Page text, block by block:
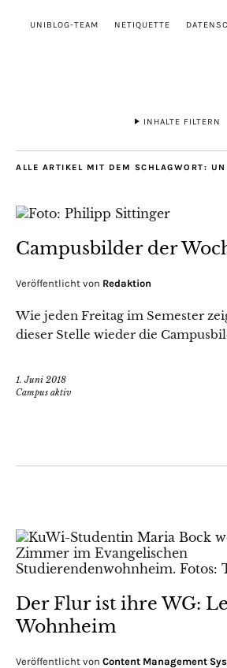
UNIBLOG-TEAM NETIQUETTE
INHALTE FILTERN
ALLE ARTIKEL MIT DEM SCHLAGWORT:
Campusbilder der
Veröffentlicht von Redaktion
Wie jeden Freitag im Semester
dieser Stelle wieder die
1. Juni 2018
Campus aktiv
Der Flur ist ihre WG:
Wohnheim
Veröffentlicht von Content Management